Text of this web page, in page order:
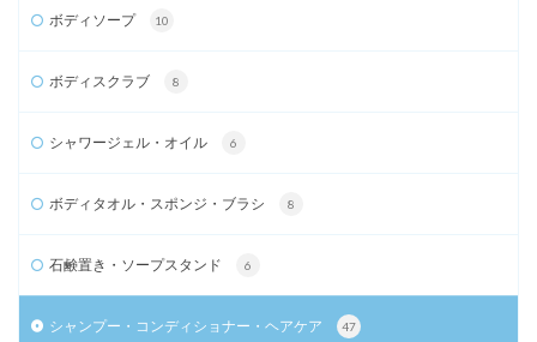
ボディソープ 10
ボディスクラブ 8
シャワージェル・オイル 6
ボディタオル・スポンジ・ブラシ 8
石鹸置き・ソープスタンド 6
シャンプー・コンディショナー・ヘアケア 47